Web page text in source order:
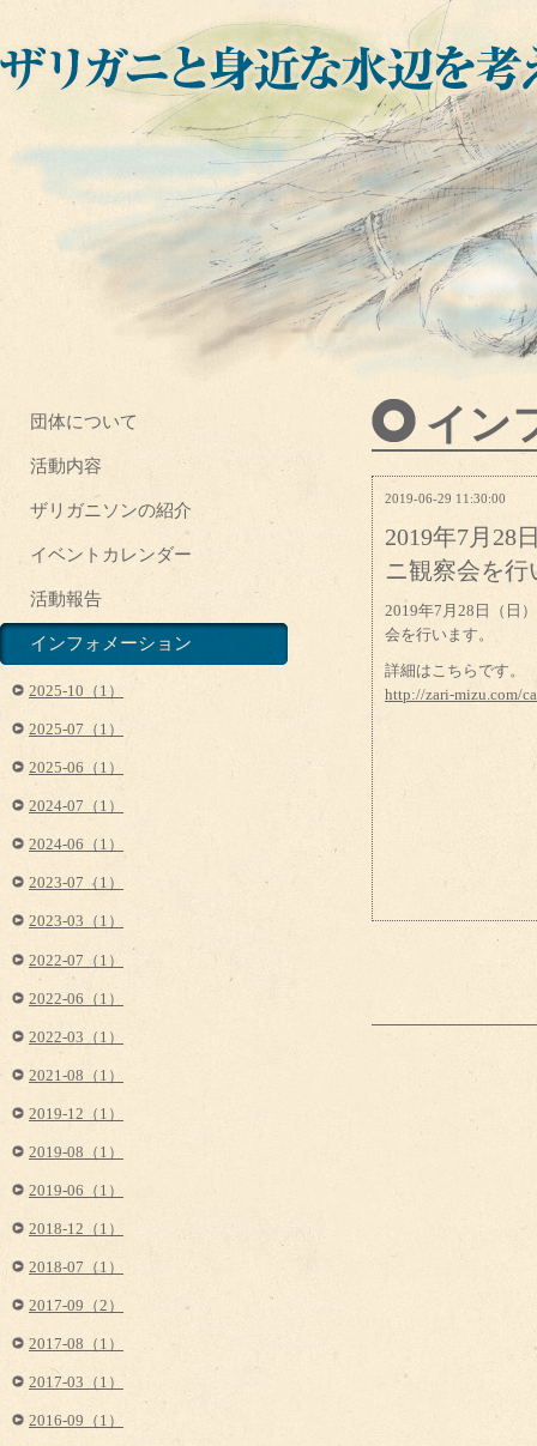
イン
2019-06-29 11:30:00
2019年7月28
ニ観察会を行
2019年7月28日（日
会を行います。
詳細はこちらです。
http://zari-mizu.com/
団体について
活動内容
ザリガニソンの紹介
イベントカレンダー
活動報告
インフォメーション
2025-10（1）
2025-07（1）
2025-06（1）
2024-07（1）
2024-06（1）
2023-07（1）
2023-03（1）
2022-07（1）
2022-06（1）
2022-03（1）
2021-08（1）
2019-12（1）
2019-08（1）
2019-06（1）
2018-12（1）
2018-07（1）
2017-09（2）
2017-08（1）
2017-03（1）
2016-09（1）